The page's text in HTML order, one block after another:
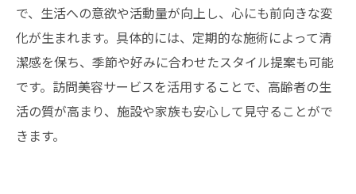
で、生活への意欲や活動量が向上し、心にも前向きな変
化が生まれます。具体的には、定期的な施術によって清
潔感を保ち、季節や好みに合わせたスタイル提案も可能
です。訪問美容サービスを活用することで、高齢者の生
活の質が高まり、施設や家族も安心して見守ることがで
きます。